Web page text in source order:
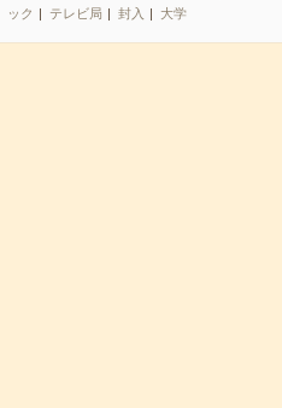
ック
テレビ局 封入 大学